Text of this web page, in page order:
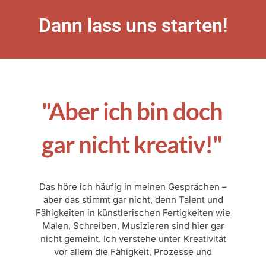
Dann lass uns starten!
"Aber ich bin doch
gar nicht kreativ!"
Das höre ich häufig in meinen Gesprächen –
aber das stimmt gar nicht, denn Talent und
Fähigkeiten in künstlerischen Fertigkeiten wie
Malen, Schreiben, Musizieren sind hier gar
nicht gemeint. Ich verstehe unter Kreativität
vor allem die Fähigkeit, Prozesse und